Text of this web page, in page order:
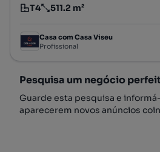
Tipologia
T4
Preço por metro quadrado
511.2 m²
Casa com Casa Viseu
Profissional
Pesquisa um negócio
Guarde esta pesquisa e
aparecerem novos anúncios